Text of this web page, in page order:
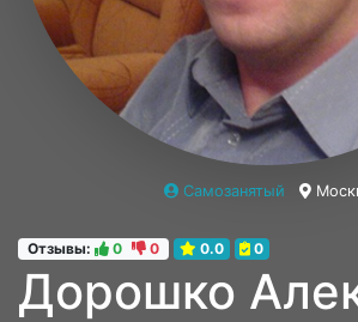
Отзывы: 0 0 0.0 0
Дорошко
Самозанятый